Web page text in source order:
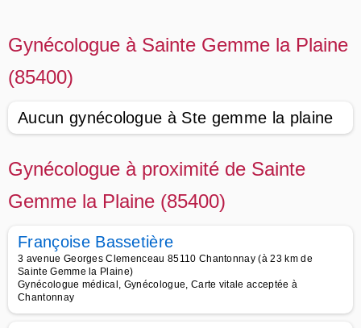
Gynécologue à Sainte Gemme la Plaine
(85400)
Aucun gynécologue à Ste gemme la plaine
Gynécologue à proximité de Sainte
Gemme la Plaine (85400)
Françoise Bassetière
3 avenue Georges Clemenceau 85110 Chantonnay (à 23 km de
Sainte Gemme la Plaine)
Gynécologue médical, Gynécologue, Carte vitale acceptée à
Chantonnay